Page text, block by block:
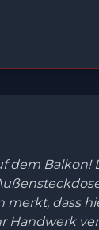
dem Balkon!
merkt, dass
Handwerk